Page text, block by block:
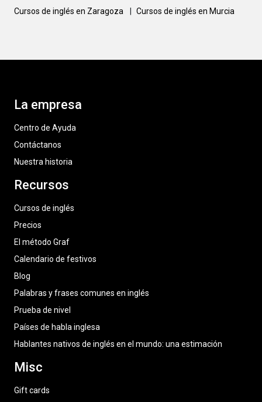
Cursos de inglés en Zaragoza
Cursos de inglés en Murcia
La empresa
Centro de Ayuda
Contáctanos
Nuestra historia
Recursos
Cursos de inglés
Precios
El método Graf
Calendario de festivos
Blog
Palabras y frases comunes en inglés
Prueba de nivel
Países de habla inglesa
Hablantes nativos de inglés en el mundo: una estimación
Misc
Gift cards